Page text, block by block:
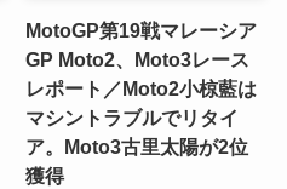
MotoGP第19戦マレーシア
GP Moto2、Moto3レース
レポート／Moto2小椋藍は
マシントラブルでリタイ
ア。Moto3古里太陽が2位
獲得